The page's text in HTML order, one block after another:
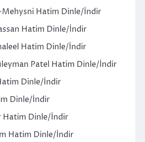
Hatim Dinle/İndir
Hatim Dinle/İndir
Hatim Dinle/İndir
Patel Hatim Dinle/İndir
Dinle/İndir
Dinle/İndir
Hatim Dinle/İndir
Hatim Dinle/İndir